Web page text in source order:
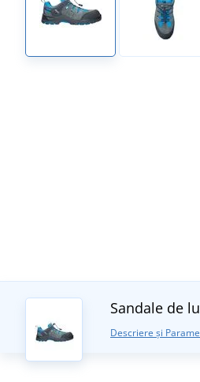
Sandale de
Descriere și